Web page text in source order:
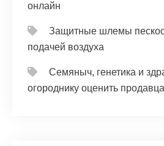
онлайн
Защитные шлемы
подачей воздуха
Семяныч, генетика и
огороднику оценить продавца